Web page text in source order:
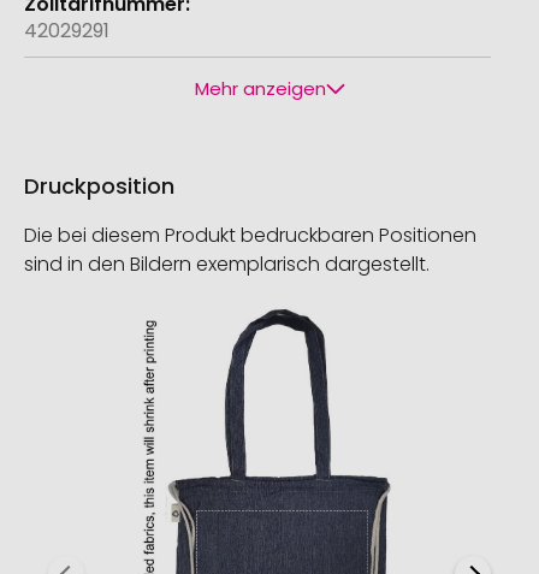
42029291
Mehr anzeigen
Druckposition
Die bei diesem Produkt bedruckbaren Positionen
sind in den Bildern exemplarisch dargestellt.